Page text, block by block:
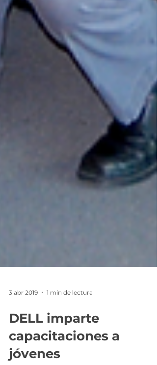
3 abr 2019 1 min de lectura
DELL imparte
capacitaciones a